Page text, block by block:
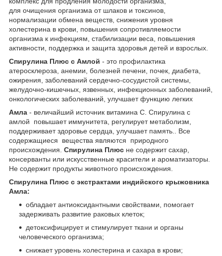
для очищения организма от шлаков и токсинов,
нормализации обмена веществ, снижения уровня
холестерина в крови, повышения сопротивляемости
организма к инфекциям, стабилизации веса, повышения
активности, поддержка и защита здоровья детей и взрослых.
Спирулина Плюс с Амлой - это профилактика
атеросклероза, анемии, болезней печени, почек, диабета,
ожирения, заболеваний сердечно-сосудистой системы,
желудочно-кишечных, язвенных, инфекционных заболеваний,
онкологических заболеваний, улучшает функцию легких
Амла - величайший источник витамина С. Спирулина с
амлой повышает иммунитета, регулирует метаболизм,
поддерживает здоровье сердца, улучшает память.. Все
содержащиеся вещества являются природного
происхождения. Спирулина Плюс не содержит сахар,
консерванты или искусственные красители и ароматизаторы.
Не содержит продукты животного происхождения.
Спирулина Плюс с экстрактами индийского крыжовника
Амла:
обладает антиоксидантными свойствами, помогает
задерживать развитие раковых клеток;
детоксифицирует и стимулирует ткани и органы
человеческого организма;
снижает уровень холестерина и сахара в крови;